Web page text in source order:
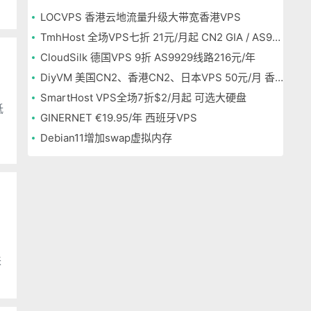
LOCVPS 香港云地流量升级大带宽香港VPS
TmhHost 全场VPS七折 21元/月起 CN2 GIA / AS9929 / 香港CTG/ 日本软银可选
CloudSilk 德国VPS 9折 AS9929线路216元/年
DiyVM 美国CN2、香港CN2、日本VPS 50元/月 香港独立服务器499元/月
SmartHost VPS全场7折$2/月起 可选大硬盘
GINERNET €19.95/年 西班牙VPS
Debian11增加swap虚拟内存